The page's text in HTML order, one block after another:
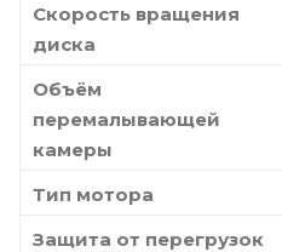
Скорость вращения
диска
Объём
перемалывающей
камеры
Тип мотора
Защита от перегрузок